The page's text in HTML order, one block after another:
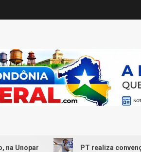
PT realiza convenção estadual